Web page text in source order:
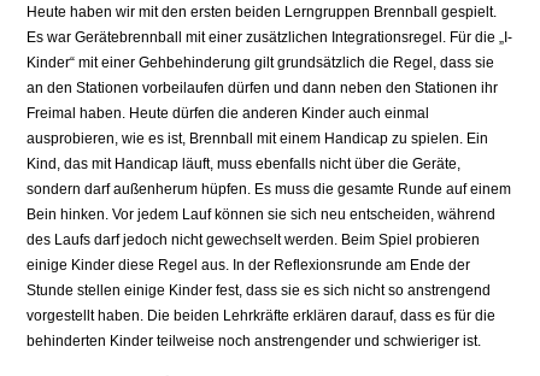
Heute haben wir mit den ersten beiden Lerngruppen Brennball gespielt.
Es war Gerätebrennball mit einer zusätzlichen Integrationsregel. Für die „I-
Kinder“ mit einer Gehbehinderung gilt grundsätzlich die Regel, dass sie
an den Stationen vorbeilaufen dürfen und dann neben den Stationen ihr
Freimal haben. Heute dürfen die anderen Kinder auch einmal
ausprobieren, wie es ist, Brennball mit einem Handicap zu spielen. Ein
Kind, das mit Handicap läuft, muss ebenfalls nicht über die Geräte,
sondern darf außenherum hüpfen. Es muss die gesamte Runde auf einem
Bein hinken. Vor jedem Lauf können sie sich neu entscheiden, während
des Laufs darf jedoch nicht gewechselt werden. Beim Spiel probieren
einige Kinder diese Regel aus. In der Reflexionsrunde am Ende der
Stunde stellen einige Kinder fest, dass sie es sich nicht so anstrengend
vorgestellt haben. Die beiden Lehrkräfte erklären darauf, dass es für die
behinderten Kinder teilweise noch anstrengender und schwieriger ist.